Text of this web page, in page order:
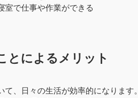
室で仕事や作業ができる
とによるメリット
、日々の生活が効率的になります。